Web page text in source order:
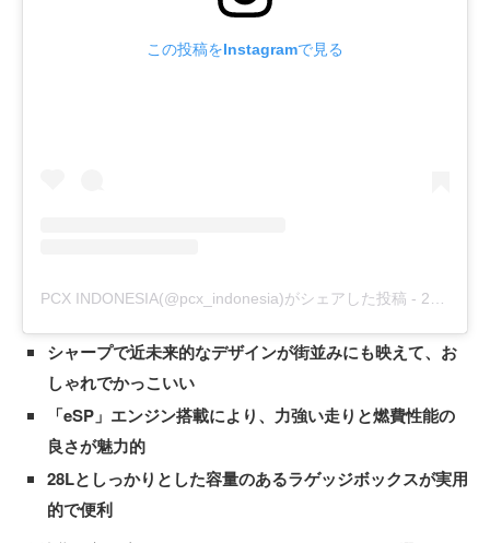
この投稿をInstagramで見る
PCX INDONESIA(@pcx_indonesia)がシェアした投稿 - 2019年11月月18日午前2時39分PST
シャープで近未来的なデザインが街並みにも映えて、お
しゃれでかっこいい
「eSP」エンジン搭載により、力強い走りと燃費性能の
良さが魅力的
28Lとしっかりとした容量のあるラゲッジボックスが実用
的で便利